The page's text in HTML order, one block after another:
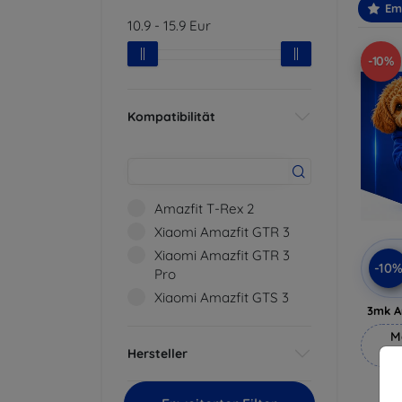
10.9 - 15.9 Eur
Kompatibilität
Amazfit T-Rex 2
Xiaomi Amazfit GTR 3
Xiaomi Amazfit GTR 3
Pro
Xiaomi Amazfit GTS 3
Hersteller
-10%
-10%
3mk